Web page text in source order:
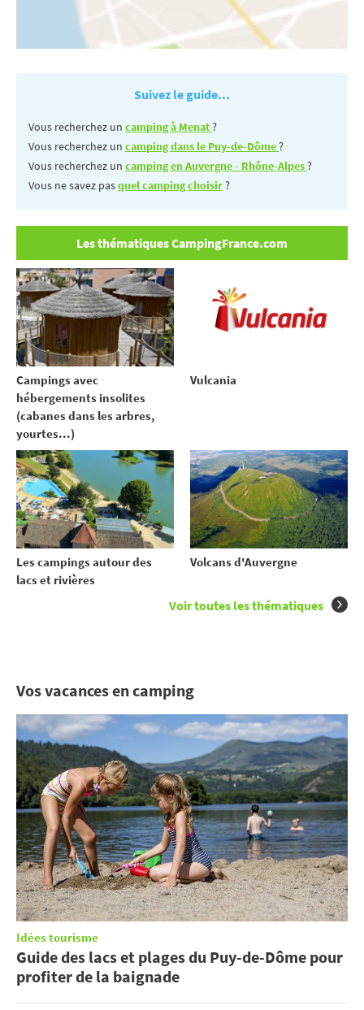
Suivez le guide...
Vous recherchez un camping à Menat?
Vous recherchez un camping dans le Puy-de-Dôme?
Vous recherchez un camping en Auvergne - Rhône-Alpes?
Vous ne savez pasquel camping choisir?
Les thématiques CampingFrance.com
Campings avec
hébergements insolites
(cabanes dans les arbres,
yourtes...)
Vulcania
Les campings autour des
lacs et rivières
Volcans d'Auvergne
Voir toutes les thématiques
Vos vacances en camping
Idées tourisme
Guide des lacs et plages du Puy-de-Dôme pour
profiter de la baignade